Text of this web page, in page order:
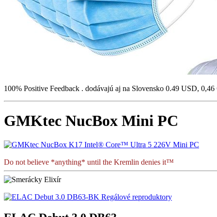
100% Positive Feedback . dodávajú aj na Slovensko 0.49 USD, 0,46
GMKtec NucBox Mini PC
Do not believe *anything* until the Kremlin denies it™